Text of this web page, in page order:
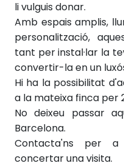
li vulguis donar.
Amb espais amplis,
personalització,
tant per instal·lar la
convertir-la en un
Hi ha la possibilitat
a la mateixa finca per
No deixeu passar
Barcelona.
Contacta'ns per
concertar una visita.